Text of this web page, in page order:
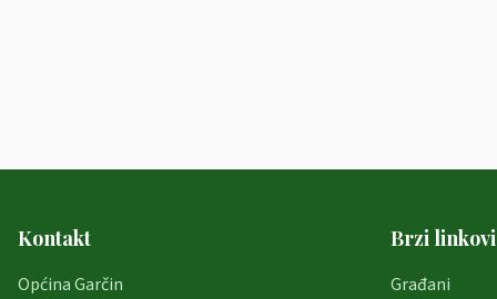
Kontakt
Općina Garčin
Brzi linkovi
Građani